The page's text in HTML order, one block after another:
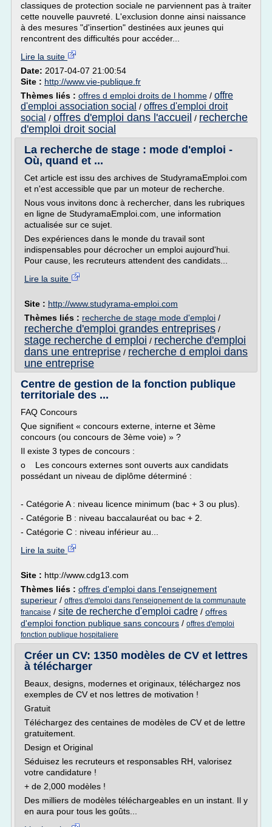
classiques de protection sociale ne parviennent pas à traiter
cette nouvelle pauvreté. L'exclusion donne ainsi naissance
à des mesures "d'insertion" destinées aux jeunes qui
rencontrent des difficultés pour accéder...
Lire la suite
Date: 2017-04-07 21:00:54
Site : http://www.vie-publique.fr
Thèmes liés : offres d emploi droits de l homme / offre
d'emploi association social / offres d'emploi droit
social / offres d'emploi dans l'accueil / recherche
d'emploi droit social
La recherche de stage : mode d'emploi -
Où, quand et ...
Cet article est issu des archives de StudyramaEmploi.com
et n'est accessible que par un moteur de recherche.
Nous vous invitons donc à rechercher, dans les rubriques
en ligne de StudyramaEmploi.com, une information
actualisée sur ce sujet.
Des expériences dans le monde du travail sont
indispensables pour décrocher un emploi aujourd'hui.
Pour cause, les recruteurs attendent des candidats...
Lire la suite
Site : http://www.studyrama-emploi.com
Thèmes liés : recherche de stage mode d'emploi /
recherche d'emploi grandes entreprises /
stage recherche d emploi / recherche d'emploi
dans une entreprise / recherche d emploi dans
une entreprise
Centre de gestion de la fonction publique
territoriale des ...
FAQ Concours
Que signifient « concours externe, interne et 3ème
concours (ou concours de 3ème voie) » ?
Il existe 3 types de concours :
o Les concours externes sont ouverts aux candidats
possédant un niveau de diplôme déterminé :
- Catégorie A : niveau licence minimum (bac + 3 ou plus).
- Catégorie B : niveau baccalauréat ou bac + 2.
- Catégorie C : niveau inférieur au...
Lire la suite
Site : http://www.cdg13.com
Thèmes liés : offres d'emploi dans l'enseignement
superieur / offres d'emploi dans l'enseignement de la communaute
francaise / site de recherche d'emploi cadre / offres
d'emploi fonction publique sans concours / offres d'emploi
fonction publique hospitaliere
Créer un CV: 1350 modèles de CV et lettres
à télécharger
Beaux, designs, modernes et originaux, téléchargez nos
exemples de CV et nos lettres de motivation !
Gratuit
Téléchargez des centaines de modèles de CV et de lettre
gratuitement.
Design et Original
Séduisez les recruteurs et responsables RH, valorisez
votre candidature !
+ de 2,000 modèles !
Des milliers de modèles téléchargeables en un instant. Il y
en aura pour tous les goûts...